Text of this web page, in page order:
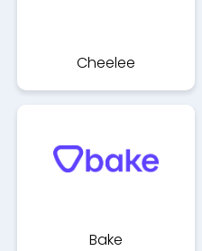
Cheelee
Bake